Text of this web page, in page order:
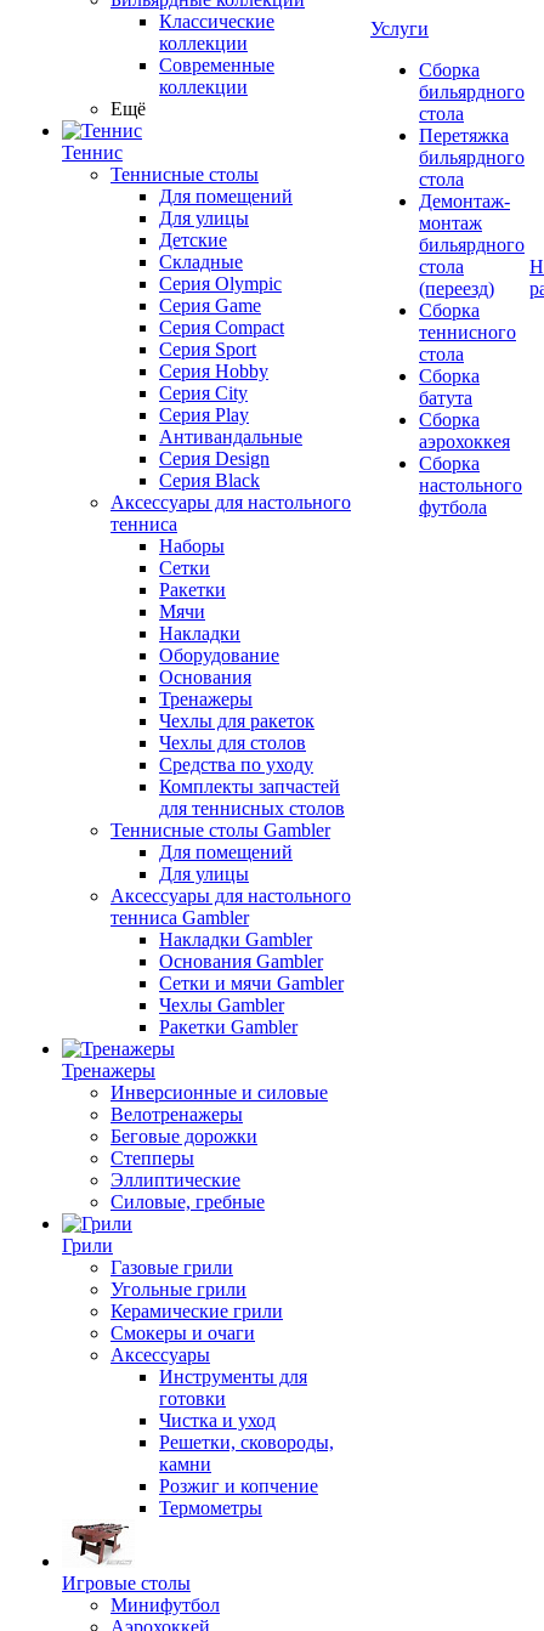
Классические
коллекции
Современные
коллекции
Ещё
Теннис
Теннисные столы
Для помещений
Для улицы
Детские
Складные
Серия Olympic
Серия Game
Серия Compact
Серия Sport
Серия Hobby
Серия City
Серия Play
Антивандальные
Серия Design
Серия Black
Аксессуары для настольного
тенниса
Наборы
Сетки
Ракетки
Мячи
Накладки
Оборудование
Основания
Тренажеры
Чехлы для ракеток
Чехлы для столов
Средства по уходу
Комплекты запчастей
для теннисных столов
Теннисные столы Gambler
Для помещений
Для улицы
Аксессуары для настольного
тенниса Gambler
Накладки Gambler
Основания Gambler
Сетки и мячи Gambler
Чехлы Gambler
Ракетки Gambler
Тренажеры
Инверсионные и силовые
Велотренажеры
Беговые дорожки
Степперы
Эллиптические
Силовые, гребные
Грили
Газовые грили
Угольные грили
Керамические грили
Смокеры и очаги
Аксессуары
Инструменты для
готовки
Чистка и уход
Решетки, сковороды,
камни
Розжиг и копчение
Термометры
Игровые столы
Минифутбол
Аэрохоккей
Услуги
Сборка
бильярдного
стола
Перетяжка
бильярдного
стола
Демонтаж-
монтаж
бильярдного
стола
(переезд)
Сборка
теннисного
стола
Сборка
батута
Сборка
аэрохоккея
Сборка
настольного
футбола